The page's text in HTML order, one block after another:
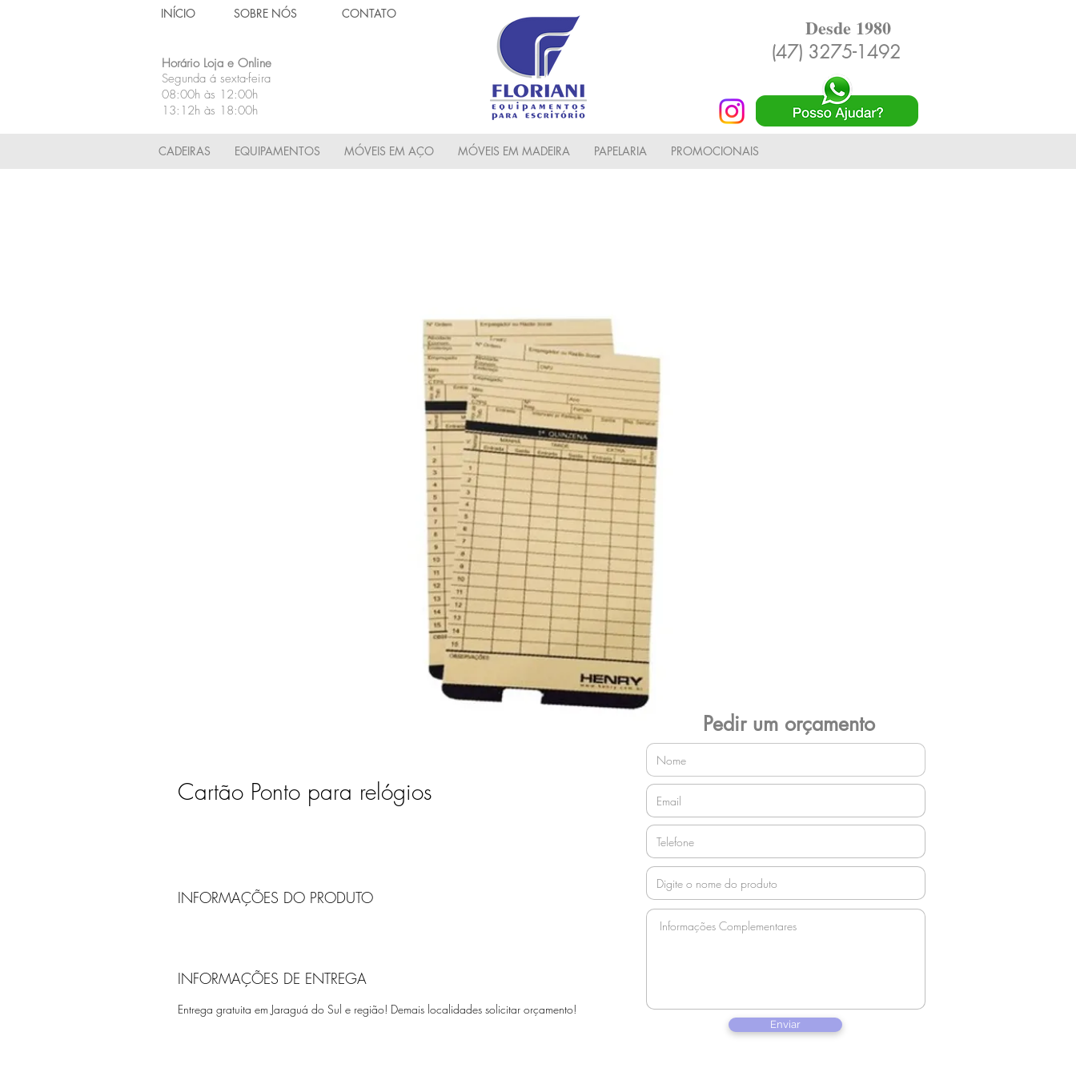
INÍCIO SOBRE NÓS CONTATO
Horário Loja e Online
Segunda á sexta-feira
08:00h às 12:00h
13:12h às 18:00h
(47) 3275-1492
CADEIRAS EQUIPAMENTOS MÓVEIS EM AÇO MÓVEIS EM MADEIRA PAPELARIA PROMOCIONAIS
Desde 1980
Cartão Ponto para relógios
INFORMAÇÕES DO PRODUTO
INFORMAÇÕES DE ENTREGA
Entrega gratuita em Jaraguá do Sul e região! Demais localidades solicitar orçamento!
Pedir um orçamento
Enviar